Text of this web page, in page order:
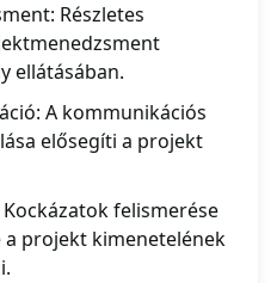
Részletes
ellátásában.
A kommunikációs
elősegíti a projekt
felismerése
a projekt kimenetelének